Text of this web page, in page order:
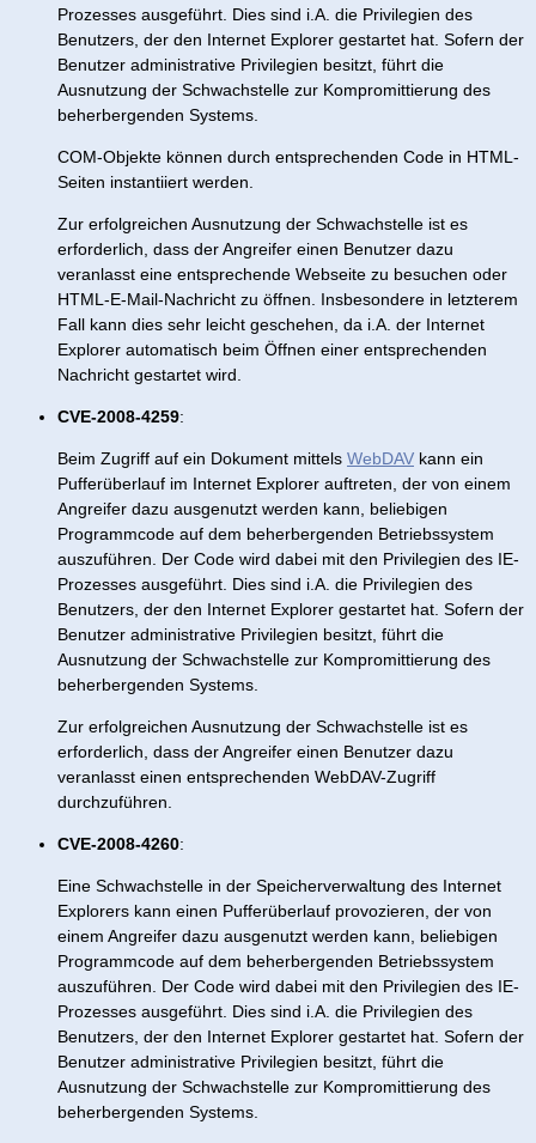
Prozesses ausgeführt. Dies sind i.A. die Privilegien des
Benutzers, der den Internet Explorer gestartet hat. Sofern der
Benutzer administrative Privilegien besitzt, führt die
Ausnutzung der Schwachstelle zur Kompromittierung des
beherbergenden Systems.
COM-Objekte können durch entsprechenden Code in HTML-
Seiten instantiiert werden.
Zur erfolgreichen Ausnutzung der Schwachstelle ist es
erforderlich, dass der Angreifer einen Benutzer dazu
veranlasst eine entsprechende Webseite zu besuchen oder
HTML-E-Mail-Nachricht zu öffnen. Insbesondere in letzterem
Fall kann dies sehr leicht geschehen, da i.A. der Internet
Explorer automatisch beim Öffnen einer entsprechenden
Nachricht gestartet wird.
CVE-2008-4259:
Beim Zugriff auf ein Dokument mittels WebDAV kann ein
Pufferüberlauf im Internet Explorer auftreten, der von einem
Angreifer dazu ausgenutzt werden kann, beliebigen
Programmcode auf dem beherbergenden Betriebssystem
auszuführen. Der Code wird dabei mit den Privilegien des IE-
Prozesses ausgeführt. Dies sind i.A. die Privilegien des
Benutzers, der den Internet Explorer gestartet hat. Sofern der
Benutzer administrative Privilegien besitzt, führt die
Ausnutzung der Schwachstelle zur Kompromittierung des
beherbergenden Systems.
Zur erfolgreichen Ausnutzung der Schwachstelle ist es
erforderlich, dass der Angreifer einen Benutzer dazu
veranlasst einen entsprechenden WebDAV-Zugriff
durchzuführen.
CVE-2008-4260:
Eine Schwachstelle in der Speicherverwaltung des Internet
Explorers kann einen Pufferüberlauf provozieren, der von
einem Angreifer dazu ausgenutzt werden kann, beliebigen
Programmcode auf dem beherbergenden Betriebssystem
auszuführen. Der Code wird dabei mit den Privilegien des IE-
Prozesses ausgeführt. Dies sind i.A. die Privilegien des
Benutzers, der den Internet Explorer gestartet hat. Sofern der
Benutzer administrative Privilegien besitzt, führt die
Ausnutzung der Schwachstelle zur Kompromittierung des
beherbergenden Systems.